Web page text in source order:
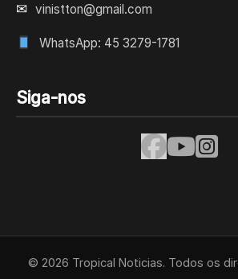
✉ vinistton@gmail.com
WhatsApp: 45 3279-1781
Siga-nos
© 2026 Tropical Noticias. Todos os